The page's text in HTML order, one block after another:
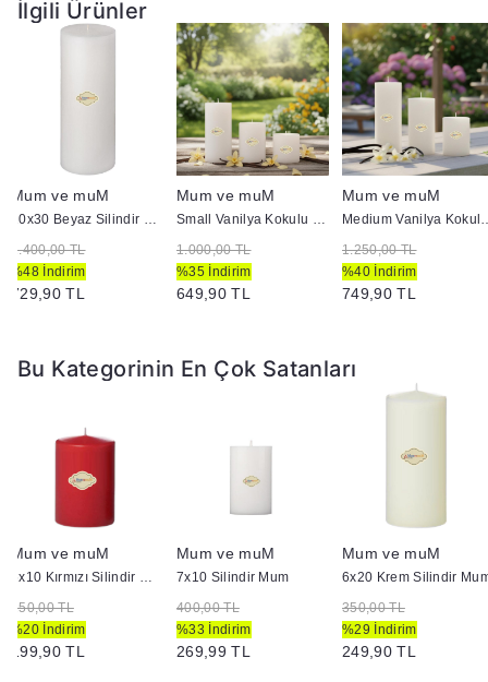
İlgili Ürünler
Mum ve muM
10x30 Beyaz Silindir Mum
1.400,00 TL
%48 İndirim
729,90 TL
Mum ve muM
Small Vanilya Kokulu Set Mum Çap 7 cm Beyaz
1.000,00 TL
%35 İndirim
649,90 TL
Mum ve muM
Medium Vanilya
1.250,00 TL
%40 İndirim
749,90 TL
Bu Kategorinin En Çok Satanları
Mum ve muM
6x10 Kırmızı Silindir Mum
250,00 TL
%20 İndirim
199,90 TL
Mum ve muM
7x10 Silindir Mum
400,00 TL
%33 İndirim
269,99 TL
Mum ve muM
6x20 Krem Silindir
350,00 TL
%29 İndirim
249,90 TL